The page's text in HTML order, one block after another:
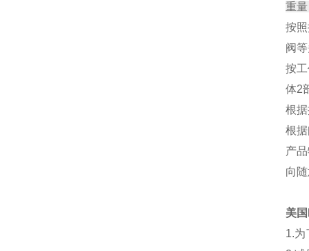
重
按
阀
按
体2
根
根
产
向
美
1.为